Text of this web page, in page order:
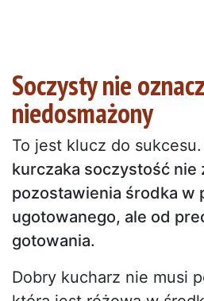
Soczysty nie
niedosmażony
To jest klucz do sukcesu.
kurczaka soczystość nie
pozostawienia środka w
ugotowanego, ale od
gotowania.
Dobry kucharz nie musi